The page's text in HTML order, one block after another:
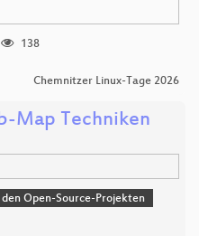
138
Chemnitzer Linux-Tage 2026
Map Techniken
Open-Source-Projekten